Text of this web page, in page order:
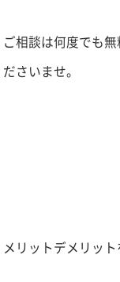
ご相談は何度でも
ださいませ。
メリットデメリッ